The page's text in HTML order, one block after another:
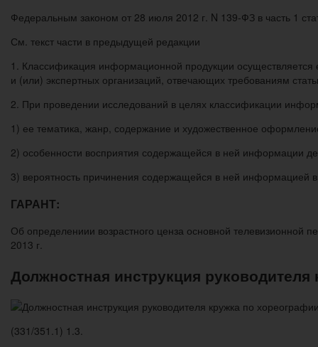
Федеральным законом от 28 июля 2012 г. N 139-ФЗ в часть 1
См. текст части в предыдущей редакции
1. Классификация информационной продукции осуществляется
и (или) экспертных организаций, отвечающих требованиям
2. При проведении исследований в целях классификации
1) ее тематика, жанр, содержание и художественное
2) особенности восприятия содержащейся в ней информации
3) вероятность причинения содержащейся в ней информацией
ГАРАНТ:
Об определениии возрастного ценза основной
2013 г.
Должностная инструкция
(331/351.1) 1.3.